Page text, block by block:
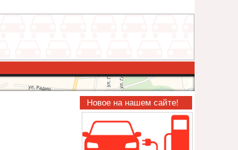
Новое на нашем сайте!